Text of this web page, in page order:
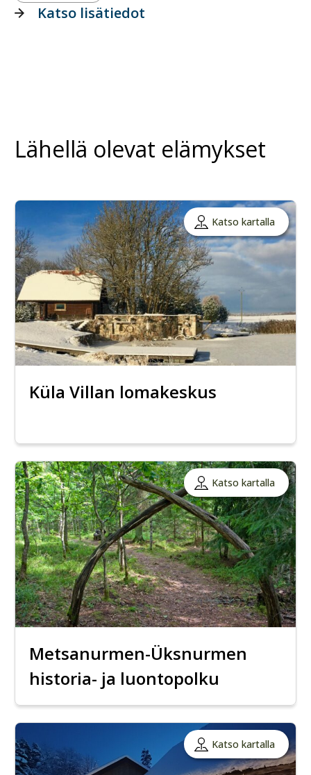
Katso lisätiedot
Lähellä olevat elämykset
Katso kartalla
Küla Villan lomakeskus
Katso kartalla
Metsanurmen-Üksnurmen
historia- ja luontopolku
Katso kartalla